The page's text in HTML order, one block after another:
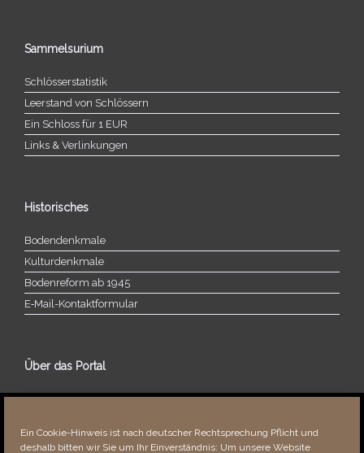
Ein Cookie-Hinweis ist nach deutscher Rechtsprechung Pflicht und
deshalb bitten wir Sie um Ihr Einverständnis: Um unsere Website
Sammelsurium
Schlösserstatistik
Leerstand von Schlössern
Ein Schloss für 1 EUR
Links & Verlinkungen
Historisches
Bodendenkmale
Kulturdenkmale
Bodenreform ab 1945
E‑Mail-​​Kontaktformular
Über das Portal
Über dieses Portal